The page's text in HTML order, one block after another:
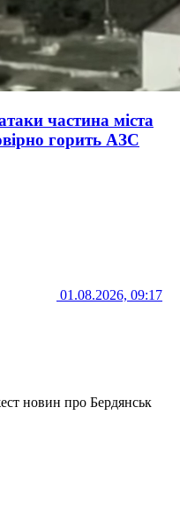
частина міста
горить АЗС
01.08.2026, 09:17
новин про Бердянськ